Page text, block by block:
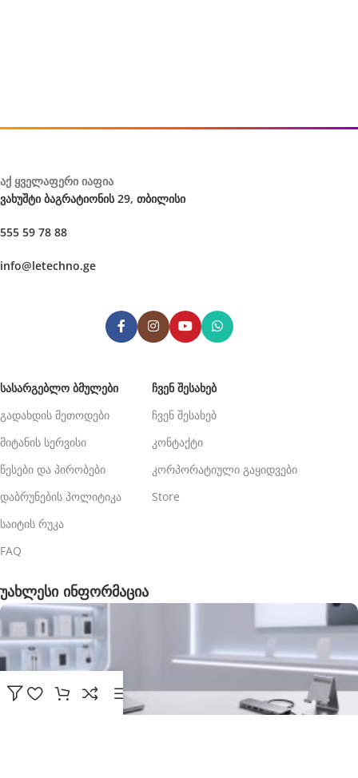
აქ ყველაფერი იაფია
ვახუშტი ბაგრატიონის 29, თბილისი
555 59 78 88
info@letechno.ge
ᲡᲐᲡᲐᲠᲒᲔᲑᲚᲝ ᲑᲛᲣᲚᲔᲑᲘ
გადახდის მეთოდები
მიტანის სერვისი
წესები და პირობები
დაბრუნების პოლიტიკა
საიტის რუკა
FAQ
ᲩᲕᲔᲜ ᲨᲔᲡᲐᲮᲔᲑ
ჩვენ შესახებ
კონტაქტი
კორპორატიული გაყიდვები
Store
უახლესი ინფორმაცია